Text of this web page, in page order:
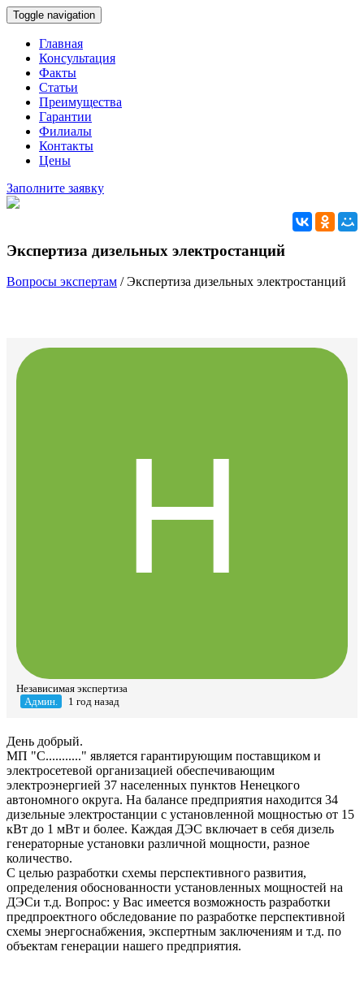
Toggle navigation
Главная
Консультация
Факты
Статьи
Преимущества
Гарантии
Филиалы
Контакты
Цены
Заполните заявку
Экспертиза дизельных электростанций
Вопросы экспертам /Экспертиза дизельных электростанций
Независимая экспертиза
Админ.
1 год назад
День добрый.
МП "С..........." является гарантирующим поставщиком и
электросетевой организацией обеспечивающим
электроэнергией 37 населенных пунктов Ненецкого
автономного округа. На балансе предприятия находится 34
дизельные электростанции с установленной мощностью от 15
кВт до 1 мВт и более. Каждая ДЭС включает в себя дизель
генераторные установки различной мощности, разное
количество.
С целью разработки схемы перспективного развития,
определения обоснованности установленных мощностей на
ДЭСи т.д. Вопрос: у Вас имеется возможность разработки
предпроектного обследование по разработке перспективной
схемы энергоснабжения, экспертным заключениям и т.д. по
объектам генерации нашего предприятия.